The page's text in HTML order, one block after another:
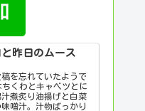
と昨日のムース
を忘れていたようで
くわとキャベツとに
煮炙り油揚げと白菜
噌汁。汁物ばっかり